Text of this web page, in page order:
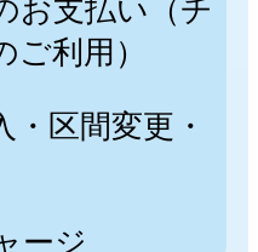
お支払い（チ
ご利用）
・区間変更・
ージ